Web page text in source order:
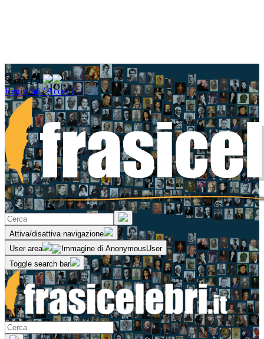
Seguici su
Registrati / Accedi
Attiva/disattiva navigazione
User area
Toggle search bar